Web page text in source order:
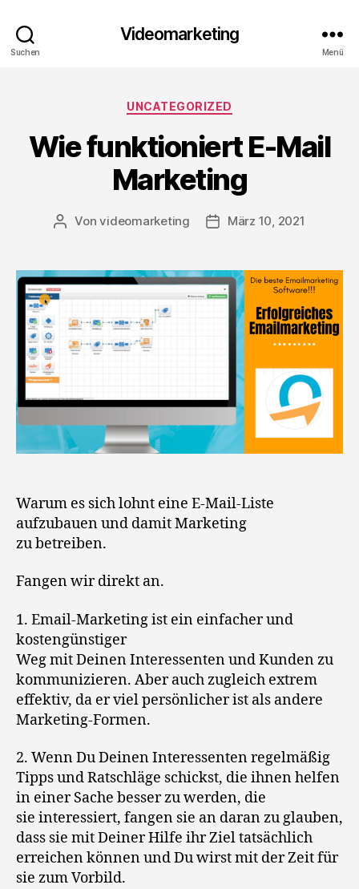
Suchen
Videomarketing
Menü
Kategorien
UNCATEGORIZED
Wie funktioniert E-Mail
Marketing
Beitragsautor
Vonvideomarketing Beitragsdatum
März 10, 2021
Warum es sich lohnt eine E-Mail-Liste
aufzubauen und damit Marketing
zu betreiben.
Fangen wir direkt an.
1. Email-Marketing ist ein einfacher und
kostengünstiger
Weg mit Deinen Interessenten und Kunden zu
kommunizieren. Aber auch zugleich extrem
effektiv, da er viel persönlicher ist als andere
Marketing-Formen.
2. Wenn Du Deinen Interessenten regelmäßig
Tipps und Ratschläge schickst, die ihnen helfen
in einer Sache besser zu werden, die
sie interessiert, fangen sie an daran zu glauben,
dass sie mit Deiner Hilfe ihr Ziel tatsächlich
erreichen können und Du wirst mit der Zeit für
sie zum Vorbild.